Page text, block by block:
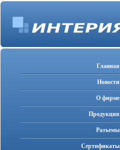
Главная
Новости
О фирме
Продукция
Разъемы
Cертификаты